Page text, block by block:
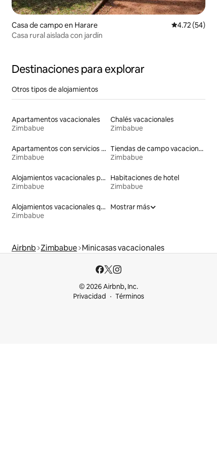
Casa de campo en Harare Calificación
4.72 (54)
Casa rural aislada con jardín
Destinaciones para explorar
Otros tipos de alojamientos
Apartamentos vacacionales
Zimbabue
Chalés vacacionales
Zimbabue
Apartamentos con servicios incluidos vacacionales
Zimbabue
Tiendas de campo vacacionales
Zimbabue
Alojamientos vacacionales para familias
Zimbabue
Habitaciones de hotel
Zimbabue
Alojamientos vacacionales que admiten mascotas
Zimbabue
Mostrar más
Airbnb Zimbabue Minicasas vacacionales
© 2026 Airbnb, Inc.
Privacidad
Términos